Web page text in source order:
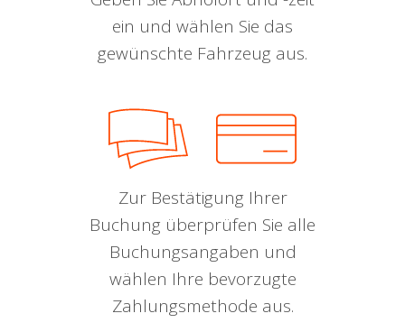
ein und wählen Sie das
gewünschte Fahrzeug aus.
Zur Bestätigung Ihrer
Buchung überprüfen Sie alle
Buchungsangaben und
wählen Ihre bevorzugte
Zahlungsmethode aus.